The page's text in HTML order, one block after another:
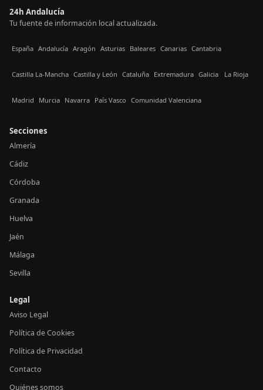
24h Andalucía
Tu fuente de información local actualizada.
España Andalucía Aragón Asturias Baleares Canarias Cantabria
Castilla La-Mancha Castilla y León Cataluña Extremadura Galicia La Rioja
Madrid Murcia Navarra País Vasco Comunidad Valenciana
Secciones
Almería
Cádiz
Córdoba
Granada
Huelva
Jaén
Málaga
Sevilla
Legal
Aviso Legal
Política de Cookies
Política de Privacidad
Contacto
Quiénes somos